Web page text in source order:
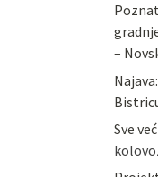
–
Sve